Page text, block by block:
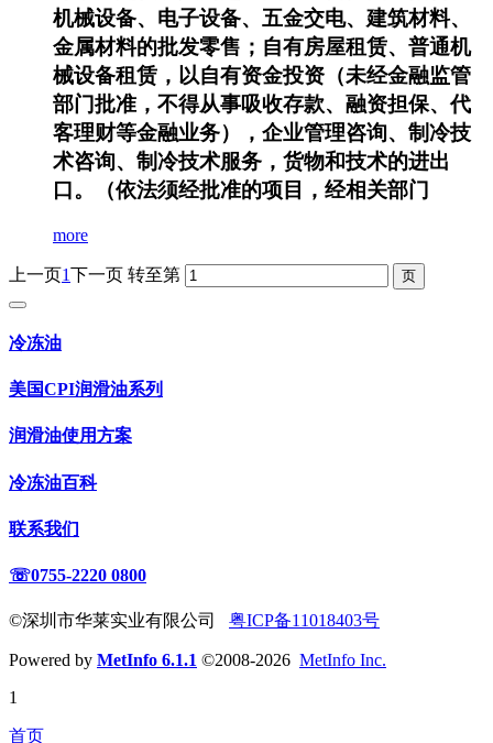
机械设备、电子设备、五金交电、建筑材料、
金属材料的批发零售；自有房屋租赁、普通机
械设备租赁，以自有资金投资（未经金融监管
部门批准，不得从事吸收存款、融资担保、代
客理财等金融业务），企业管理咨询、制冷技
术咨询、制冷技术服务，货物和技术的进出
口。（依法须经批准的项目，经相关部门
more
上一页1下一页 转至第
冷冻油
美国CPI润滑油系列
润滑油使用方案
冷冻油百科
联系我们
☏0755-2220 0800
©深圳市华莱实业有限公司 粤ICP备11018403号
Powered by MetInfo 6.1.1 ©2008-2026 MetInfo Inc.
1
首页